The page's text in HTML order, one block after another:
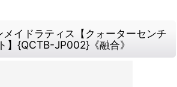
メイドラティス【クォーターセンチ
】{QCTB-JP002}《融合》